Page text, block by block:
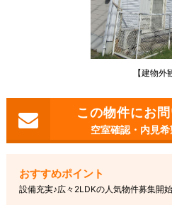
【建物外
空室確認・内見
設備充実♪広々2LDKの人気物件募集開